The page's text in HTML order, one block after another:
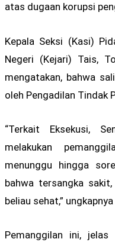
atas dugaan korupsi
Kepala Seksi (Kasi)
Negeri (Kejari) Tais,
mengatakan, bahwa
oleh Pengadilan Tindak
“Terkait Eksekusi,
melakukan
menunggu hingga
bahwa tersangka
beliau sehat,”
Pemanggilan ini, jelas